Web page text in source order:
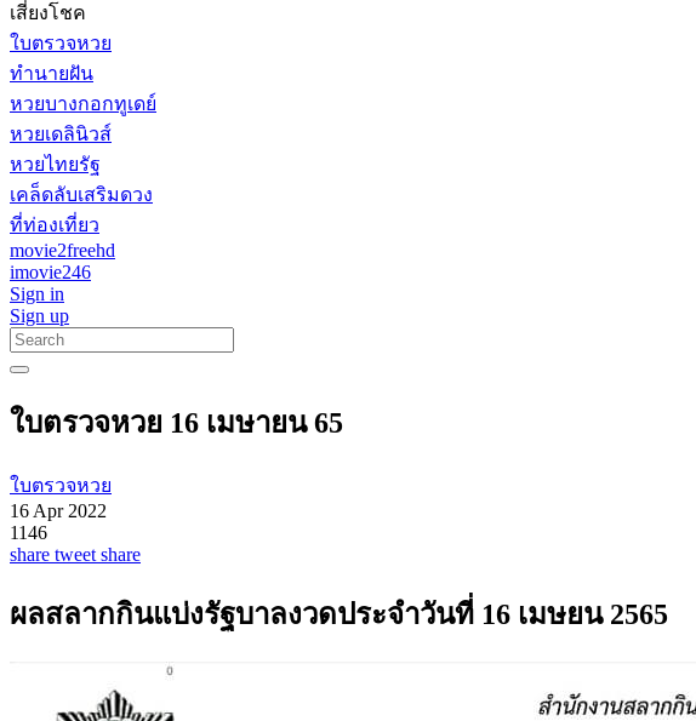
เสี่ยงโชค
ใบตรวจหวย
ทำนายฝัน
หวยบางกอกทูเดย์
หวยเดลินิวส์
หวยไทยรัฐ
เคล็ดลับเสริมดวง
ที่ท่องเที่ยว
movie2freehd
imovie246
Sign in
Sign up
ใบตรวจหวย 16 เมษายน 65
ใบตรวจหวย
16 Apr 2022
1146
share tweet share
ผลสลากกินแบ่งรัฐบาลงวดประจำวันที่ 16 เมษยน 2565